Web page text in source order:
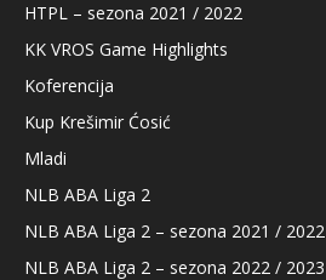
HTPL – sezona 2021 / 2022
KK VROS Game Highlights
Koferencija
Kup Krešimir Ćosić
Mladi
NLB ABA Liga 2
NLB ABA Liga 2 – sezona 2021 / 2022
NLB ABA Liga 2 – sezona 2022 / 2023